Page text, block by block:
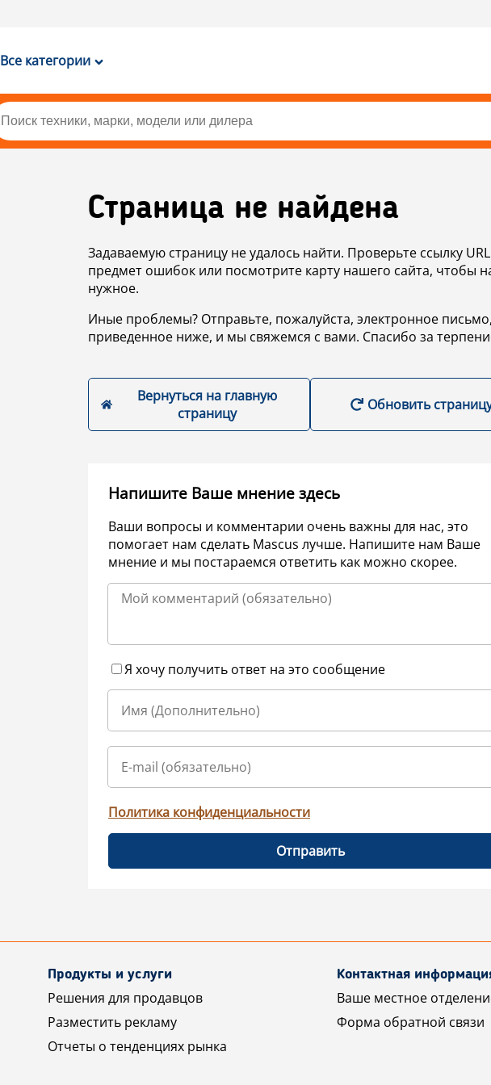
Все категории
Страница не найдена
Задаваемую страницу не удалось найти. Проверьте ссылку
предмет ошибок или посмотрите карту нашего сайта, чтобы
нужное.
Иные проблемы? Отправьте, пожалуйста, электронное
приведенное ниже, и мы свяжемся с вами. Спасибо за
Вернуться на главную
страницу
Обновить
Напишите Ваше мнение здесь
Ваши вопросы и комментарии очень важны для нас, это
помогает нам сделать Mascus лучше. Напишите нам Ваше
мнение и мы постараемся ответить как можно скорее.
Я хочу получить ответ на это сообщение
Политика конфиденциальности
Отправить
Продукты и услуги
Решения для продавцов
Разместить рекламу
Отчеты о тенденциях рынка
Контактная
Ваше местное
Форма обратной связи